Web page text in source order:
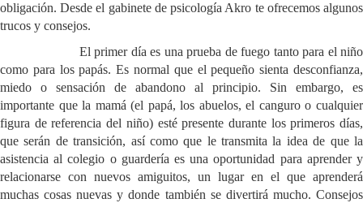
obligación. Desde el gabinete de psicología Akro te ofrecemos algunos
trucos y consejos.
El primer día es una prueba de fuego tanto para el niño
como para los papás. Es normal que el pequeño sienta desconfianza,
miedo o sensación de abandono al principio. Sin embargo, es
importante que la mamá (el papá, los abuelos, el canguro o cualquier
figura de referencia del niño) esté presente durante los primeros días,
que serán de transición, así como que le transmita la idea de que la
asistencia al colegio o guardería es una oportunidad para aprender y
relacionarse con nuevos amiguitos, un lugar en el que aprenderá
muchas cosas nuevas y donde también se divertirá mucho. Consejos